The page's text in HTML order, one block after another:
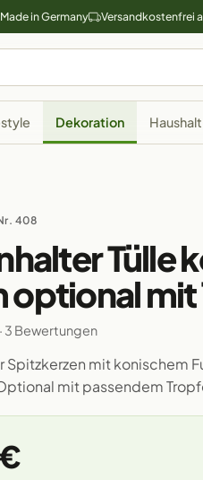
in Germany Versandkostenfrei
Dekoration Haushalt
408
Tülle
optional
3 Bewertungen
Spitzkerzen mit konischem
mit passendem